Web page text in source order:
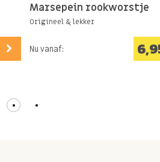
Marsepein rookworstje
Origineel & lekker
Nu vanaf: